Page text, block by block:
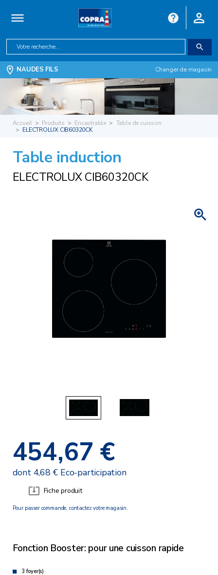
NAUDES FILS Changer de magasin
Accueil Produits Encastrable
Table de cuisson
ELECTROLUX CIB60320CK
Table induction
ELECTROLUX CIB60320CK
454,67 €
dont 4,68 € Eco-participation
Fiche produit
Pour passer commande, contactez votre magasin.
Fonction Booster: pour une cuisson rapide
3 foyer(s)